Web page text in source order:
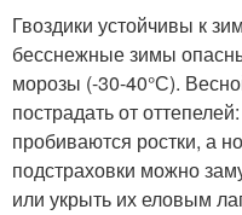
Гвоздики устойчивы к
бесснежные зимы
морозы (-30-40°С).
пострадать от
пробиваются ростки, а
подстраховки можно
или укрыть их еловым